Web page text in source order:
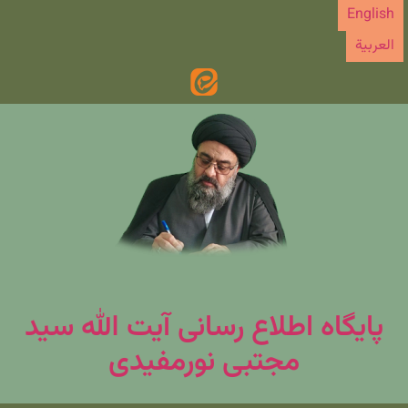
پرش
محتوا
English
العربیة
پایگاه اطلاع رسانی آیت الله سید
مجتبی نورمفیدی